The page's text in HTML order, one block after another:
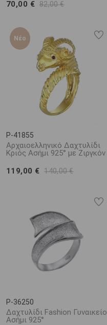
70,00 € 82,00 €
Νέο
P-41855
Αρχαιοελληνικό Δαχτυλίδι
Κριός Ασήμι 925° με Ζιργκόν
119,00 € 140,00 €
P-36250
Δαχτυλίδι Fashion Γυναικείο
Ασήμι 925°